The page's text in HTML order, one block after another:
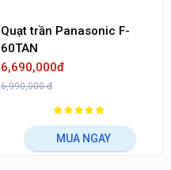
Quạt trần Panasonic F-
60TAN
6,690,000đ
6,990,000 đ
MUA NGAY